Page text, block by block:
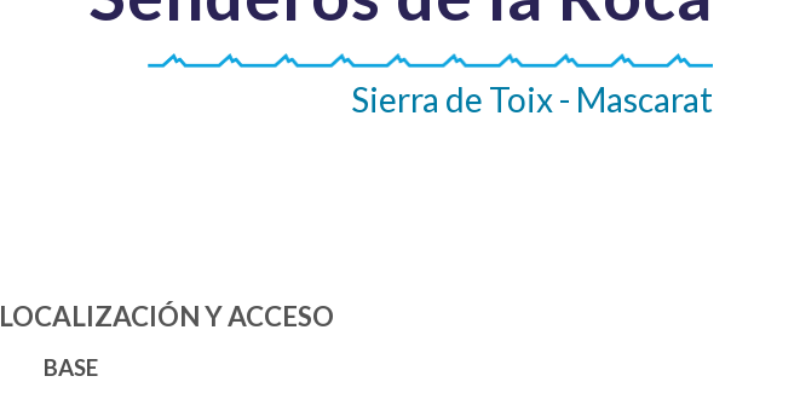
Sierra de Toix - Mascarat
LOCALIZACIÓN Y ACCESO
BASE